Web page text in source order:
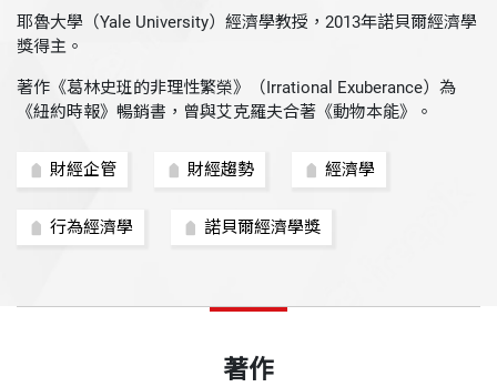
耶魯大學（Yale University）經濟學教授，2013年諾貝爾經濟學
獎得主。
著作《葛林史班的非理性繁榮》（Irrational Exuberance）為
《紐約時報》暢銷書，曾與艾克羅夫合著《動物本能》。
財經企管 財經趨勢 經濟學
行為經濟學 諾貝爾經濟學獎
著作